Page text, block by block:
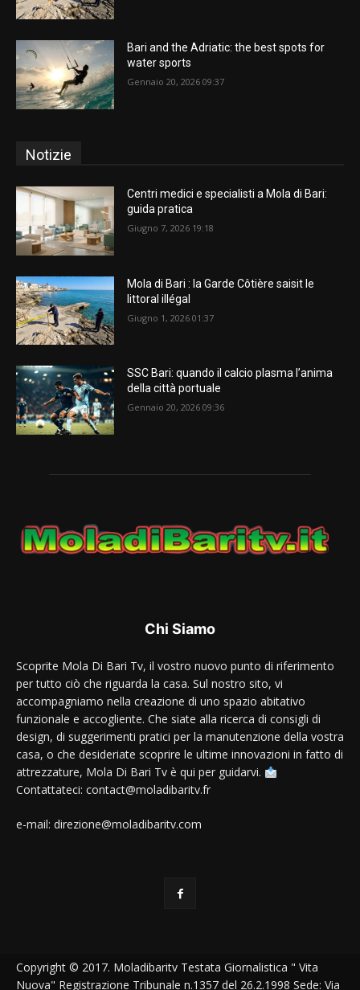
Bari and the Adriatic: the best spots for
water sports
Gennaio 20, 2026 09:37
Notizie
Centri medici e specialisti a Mola di Bari:
guida pratica
Giugno 7, 2026 19:18
Mola di Bari : la Garde Côtière saisit le
littoral illégal
Giugno 1, 2026 01:37
SSC Bari: quando il calcio plasma l’anima
della città portuale
Gennaio 20, 2026 09:36
Chi Siamo
Scoprite Mola Di Bari Tv, il vostro nuovo punto di riferimento
per tutto ciò che riguarda la casa. Sul nostro sito, vi
accompagniamo nella creazione di uno spazio abitativo
funzionale e accogliente. Che siate alla ricerca di consigli di
design, di suggerimenti pratici per la manutenzione della vostra
casa, o che desideriate scoprire le ultime innovazioni in fatto di
attrezzature, Mola Di Bari Tv è qui per guidarvi.
Contattateci: contact@moladibaritv.fr
e-mail: direzione@moladibaritv.com
Copyright © 2017. Moladibaritv Testata Giornalistica " Vita
Nuova" Registrazione Tribunale n.1357 del 26.2.1998 Sede: Via